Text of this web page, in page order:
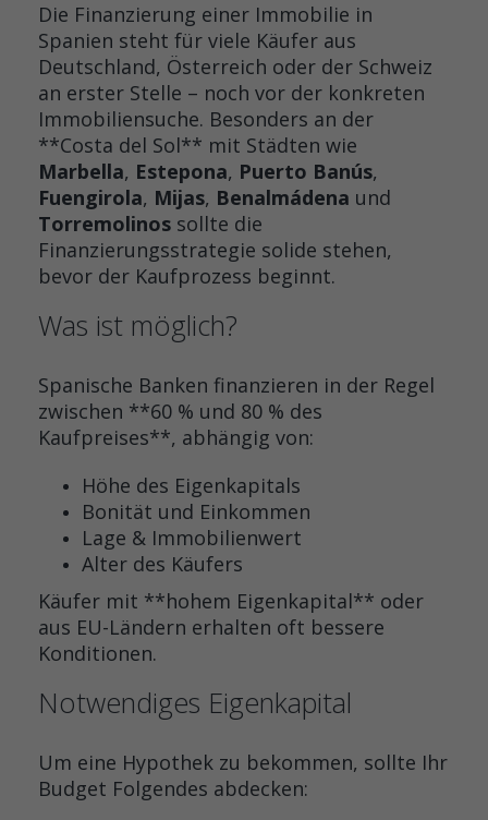
Die Finanzierung einer Immobilie in
Spanien steht für viele Käufer aus
Deutschland, Österreich oder der Schweiz
an erster Stelle – noch vor der konkreten
Immobiliensuche. Besonders an der
**Costa del Sol** mit Städten wie
Marbella, Estepona, Puerto Banús,
Fuengirola, Mijas, Benalmádena und
Torremolinos sollte die
Finanzierungsstrategie solide stehen,
bevor der Kaufprozess beginnt.
Was ist möglich?
Spanische Banken finanzieren in der Regel
zwischen **60 % und 80 % des
Kaufpreises**, abhängig von:
Höhe des Eigenkapitals
Bonität und Einkommen
Lage & Immobilienwert
Alter des Käufers
Käufer mit **hohem Eigenkapital** oder
aus EU-Ländern erhalten oft bessere
Konditionen.
Notwendiges Eigenkapital
Um eine Hypothek zu bekommen, sollte Ihr
Budget Folgendes abdecken: